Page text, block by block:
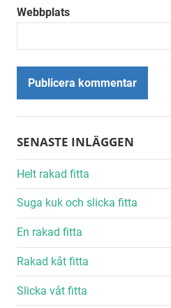
Webbplats
Alternative:
SENASTE INLÄGGEN
Helt rakad fitta
Suga kuk och slicka fitta
En rakad fitta
Rakad kåt fitta
Slicka våt fitta